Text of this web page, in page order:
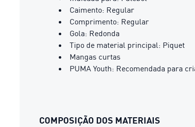
Caimento: Regular
Comprimento: Regular
Gola: Redonda
Tipo de material principal: Piquet
Mangas curtas
PUMA Youth: Recomendada para
COMPOSIÇÃO DOS MATERIAIS